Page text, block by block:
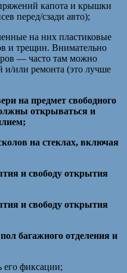
капота и крышки
перед/сзади авто);
на них пластиковые
и трещин. Внимательно
— часто там можно
и/или ремонта (это лучше
на предмет свободного
открываться и
на стеклах, включая
и свободу открытия
и свободу открытия
багажного отделения и
его фиксации;